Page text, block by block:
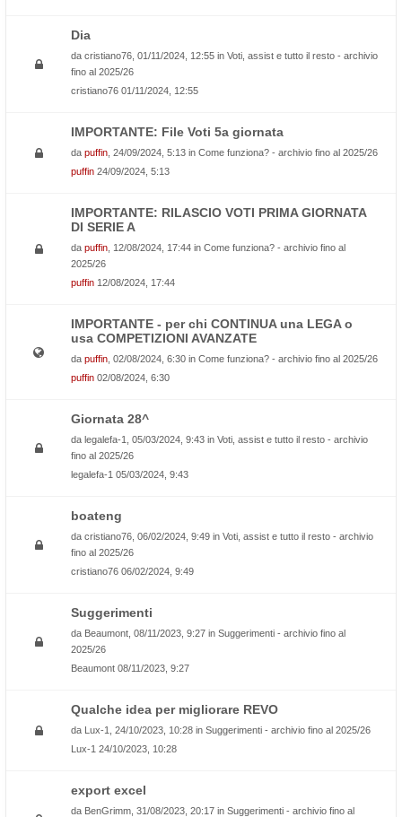
Dia
da cristiano76 , 01/11/2024, 12:55 in Voti, assist e tutto il resto - archivio
fino al 2025/26
cristiano76 01/11/2024, 12:55
IMPORTANTE: File Voti 5a giornata
da puffin , 24/09/2024, 5:13 in Come funziona? - archivio fino al 2025/26
puffin 24/09/2024, 5:13
IMPORTANTE: RILASCIO VOTI PRIMA GIORNATA
DI SERIE A
da puffin , 12/08/2024, 17:44 in Come funziona? - archivio fino al
2025/26
puffin 12/08/2024, 17:44
IMPORTANTE - per chi CONTINUA una LEGA o
usa COMPETIZIONI AVANZATE
da puffin , 02/08/2024, 6:30 in Come funziona? - archivio fino al 2025/26
puffin 02/08/2024, 6:30
Giornata 28^
da legalefa-1 , 05/03/2024, 9:43 in Voti, assist e tutto il resto - archivio
fino al 2025/26
legalefa-1 05/03/2024, 9:43
boateng
da cristiano76 , 06/02/2024, 9:49 in Voti, assist e tutto il resto - archivio
fino al 2025/26
cristiano76 06/02/2024, 9:49
Suggerimenti
da Beaumont , 08/11/2023, 9:27 in Suggerimenti - archivio fino al
2025/26
Beaumont 08/11/2023, 9:27
Qualche idea per migliorare REVO
da Lux-1 , 24/10/2023, 10:28 in Suggerimenti - archivio fino al 2025/26
Lux-1 24/10/2023, 10:28
export excel
da BenGrimm , 31/08/2023, 20:17 in Suggerimenti - archivio fino al